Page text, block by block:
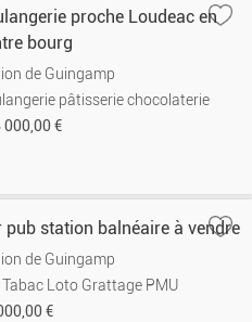
proche Loudeac en
bourg
de Guingamp
pâtisserie chocolaterie
000,00 €
pub station balnéaire à vendre
de Guingamp
Tabac Loto Grattage PMU
€